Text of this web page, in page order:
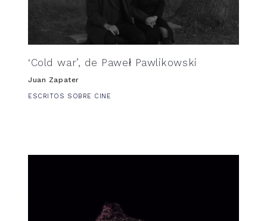
‘Cold war’, de Paweł Pawlikowski
Juan Zapater
ESCRITOS SOBRE CINE